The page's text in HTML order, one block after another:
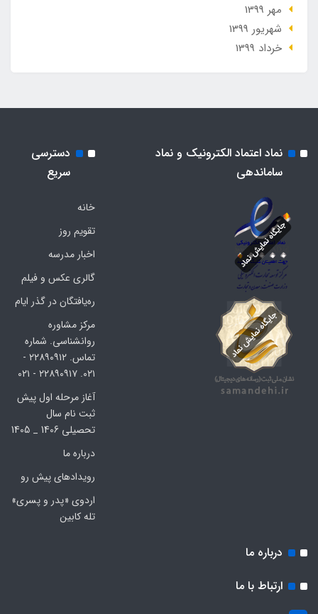
مهر 1399
شهریور 1399
خرداد 1399
نماد اعتماد الکترونیک و نماد
ساماندهی
دسترسی
سریع
خانه
تقویم روز
اخبار مدرسه
گالری عکس و فیلم
ره‌یافتگان در گذر ایام
مرکز مشاوره
روانشناسی. شماره
تماس. ۲۲۸۹۰۹۱۲ -
۰۲۱. ۲۲۸۹۰۹۱۷ - ۰۲۱
آغاز مرحله اول پیش
ثبت نام سال
تحصیلی 1406 _ 1405
درباره ما
رویدادهای پیش رو
اردوی «پدر و پسری»
تله کابین
درباره ما
ارتباط با ما